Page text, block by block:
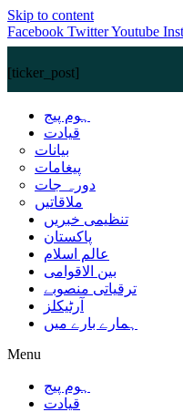
Skip to content
Facebook TwitterYoutube
[ticker_post]
ہوم پیج
قیادت
بیانات
پیغامات
دورہ جات
ملاقاتیں
تنظیمی خبریں
پاکستان
عالم اسلام
بین الاقوامی
ترقیاتی منصوبے
آرٹیکلز
ہمارے بارے میں
Menu
ہوم پیج
قیادت